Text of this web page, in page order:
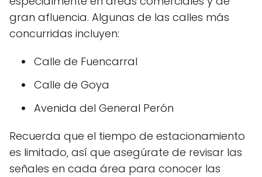
gran afluencia. Algunas de las calles más
concurridas incluyen:
Calle de Fuencarral
Calle de Goya
Avenida del General Perón
Recuerda que el tiempo de estacionamiento
es limitado, así que asegúrate de revisar las
señales en cada área para conocer las